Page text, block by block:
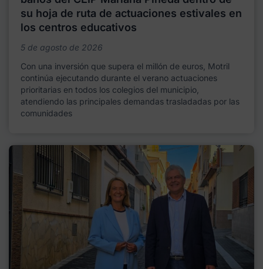
su hoja de ruta de actuaciones estivales en
los centros educativos
5 de agosto de 2026
Con una inversión que supera el millón de euros, Motril
continúa ejecutando durante el verano actuaciones
prioritarias en todos los colegios del municipio,
atendiendo las principales demandas trasladadas por las
comunidades